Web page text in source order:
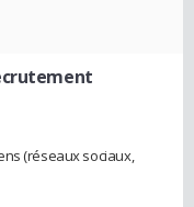
(réseaux sociaux,